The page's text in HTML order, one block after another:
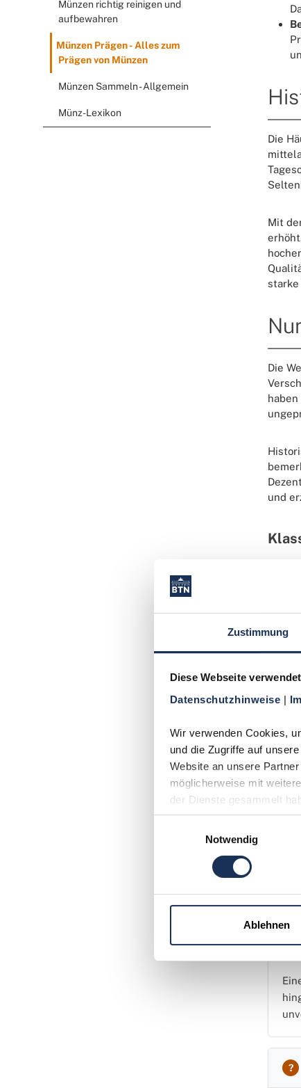
Zustimmung
Diese Webseite
Datenschutzhinweise |
Wir verwenden Cookies,
und die Zugriffe auf
Website an unsere
möglicherweise mit
der Dienste gesammelt
Notwendig
Ablehnen
Münzen richtig reinigen und
aufbewahren
Münzen Prägen - Alles zum
Prägen von Münzen
Münzen Sammeln - Allgemein
Münz-Lexikon
Die
Mit
Die
und